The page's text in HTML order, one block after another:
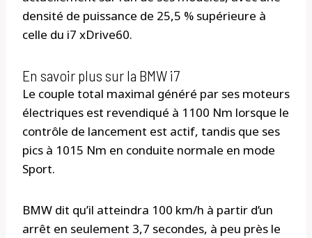
densité de puissance de 25,5 % supérieure à
celle du i7 xDrive60.
En savoir plus sur la BMW i7
Le couple total maximal généré par ses moteurs
électriques est revendiqué à 1100 Nm lorsque le
contrôle de lancement est actif, tandis que ses
pics à 1015 Nm en conduite normale en mode
Sport.
BMW dit qu’il atteindra 100 km/h à partir d’un
arrêt en seulement 3,7 secondes, à peu près le